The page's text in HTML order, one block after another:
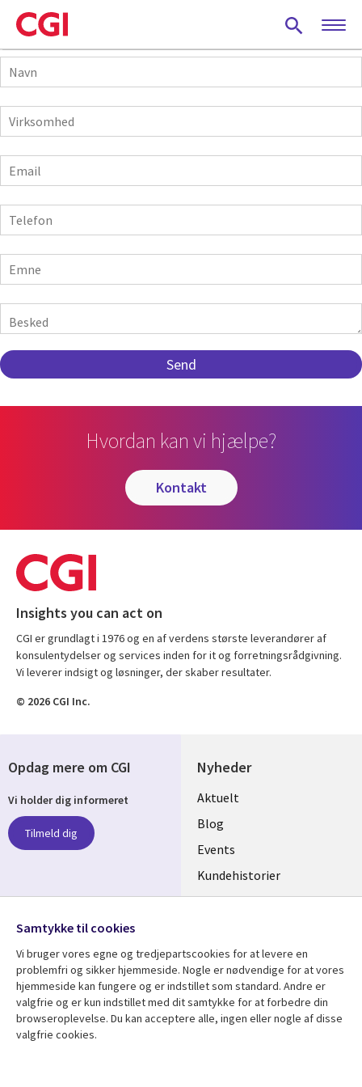
Skip
to
main
content
Navn
Virksomhed
E-
mail
Telefon
Emne
Hvordan kan vi hjælpe?
kontakt
Insights you can act on
CGI er grundlagt i 1976 og en af verdens største leverandører af
konsulentydelser og services inden for it og forretningsrådgivning.
Vi leverer indsigt og løsninger, der skaber resultater.
© 2026 CGI Inc.
Nyheder
Useful
links
DENMARK
Aktuelt
Blog
Events
Kundehistorier
Videoer
Se mere
Library
Artikler
Support
Opdag mere om CGI
Vi holder dig informeret
Tilmeld dig
Media
DENMARK
Samtykke til cookies
Vi bruger vores egne og tredjepartscookies for at levere en
problemfri og sikker hjemmeside. Nogle er nødvendige for at vores
hjemmeside kan fungere og er indstillet som standard. Andre er
valgfrie og er kun indstillet med dit samtykke for at forbedre din
browseroplevelse. Du kan acceptere alle, ingen eller nogle af disse
valgfrie cookies.